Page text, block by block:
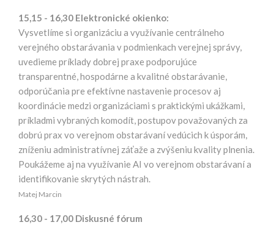
15,15 - 16,30 Elektronické okienko:
Vysvetlíme si organizáciu a využívanie centrálneho
verejného obstarávania v podmienkach verejnej správy,
uvedieme príklady dobrej praxe podporujúce
transparentné, hospodárne a kvalitné obstarávanie,
odporúčania pre efektívne nastavenie procesov aj
koordinácie medzi organizáciami s praktickými ukážkami,
príkladmi vybraných komodít, postupov považovaných za
dobrú prax vo verejnom obstarávaní vedúcich k úsporám,
zníženiu administratívnej záťaže a zvýšeniu kvality plnenia.
Poukážeme aj na využívanie AI vo verejnom obstarávaní a
identifikovanie skrytých nástrah.
Matej Marcin
16,30 - 17,00 Diskusné fórum